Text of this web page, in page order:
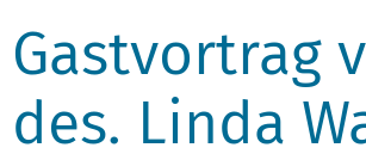
Gastvortrag
des. Linda